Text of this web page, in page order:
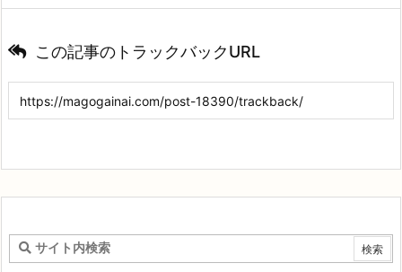
この記事のトラックバックURL